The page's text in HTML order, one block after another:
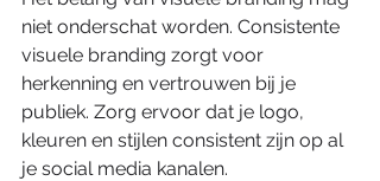
niet onderschat worden. Consistente
visuele branding zorgt voor
herkenning en vertrouwen bij je
publiek. Zorg ervoor dat je logo,
kleuren en stijlen consistent zijn op al
je social media kanalen.